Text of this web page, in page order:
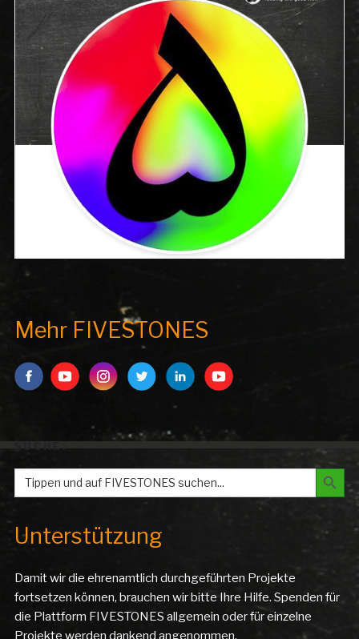
Mehr FIVESTONES
SUCHE:
Search
for:
Search
Unterstützung
Damit wir die ehrenamtlich durchgeführten Projekte
fortsetzen können, brauchen wir bitte Ihre Hilfe. Spenden für
die Plattform FIVESTONES allgemein oder für einzelne
Projekte werden dankend angenommen.